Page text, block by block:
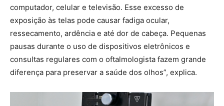
computador, celular e televisão. Esse excesso de
exposição às telas pode causar fadiga ocular,
ressecamento, ardência e até dor de cabeça. Pequenas
pausas durante o uso de dispositivos eletrônicos e
consultas regulares com o oftalmologista fazem grande
diferença para preservar a saúde dos olhos”, explica.